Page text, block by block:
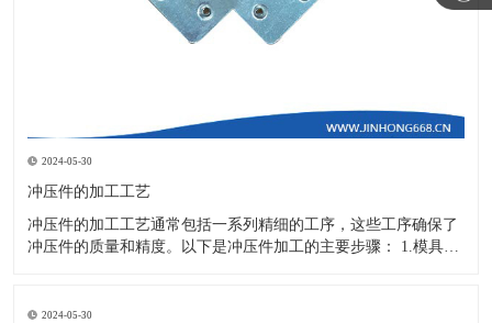
2024-05-30
冲压件的加工工艺
冲压件的加工工艺通常包括一系列精细的工序，这些工序确保了
冲压件的质量和精度。以下是冲压件加工的主要步骤： 1.模具设
开料与落料：在图纸上标注尺寸后，根据图纸要求选择合适的板
2024-05-30